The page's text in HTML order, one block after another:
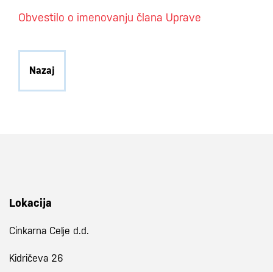
Obvestilo o imenovanju člana Uprave
Nazaj
Lokacija
Cinkarna Celje d.d.
Kidričeva 26